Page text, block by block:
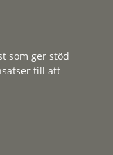
som ger stöd
till att